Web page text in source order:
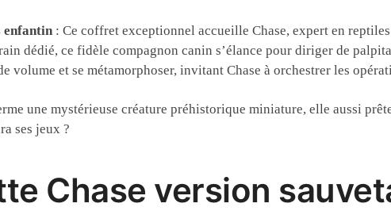
enfantin : Ce coffret exceptionnel accueille Chase, expert en
dédié, ce fidèle compagnon canin s’élance pour diriger de
volume et se métamorphoser, invitant Chase à orchestrer les
une mystérieuse créature préhistorique miniature, elle aussi
ses jeux ?
Chase version